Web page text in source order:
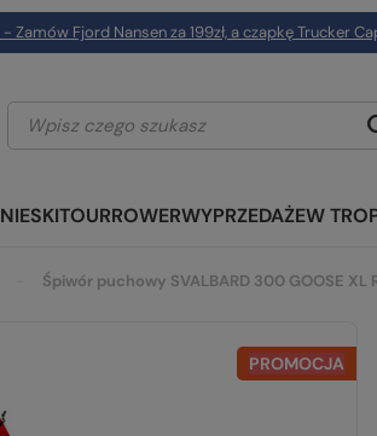
Zamów Fjord Nansen za 199zł, a czapkę Trucker
SKITOURROWERWYPRZEDAŻEW
Śpiwór puchowy SVALBARD 300 GOOSE XL
PROMOCJA